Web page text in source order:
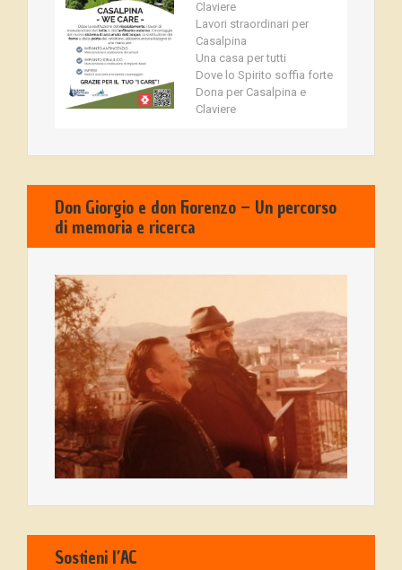
Claviere
Lavori straordinari per
Casalpina
Una casa per tutti
Dove lo Spirito soffia forte
Dona per Casalpina e
Claviere
Don Giorgio e don Fiorenzo – Un percorso
di memoria e ricerca
Sostieni l’AC